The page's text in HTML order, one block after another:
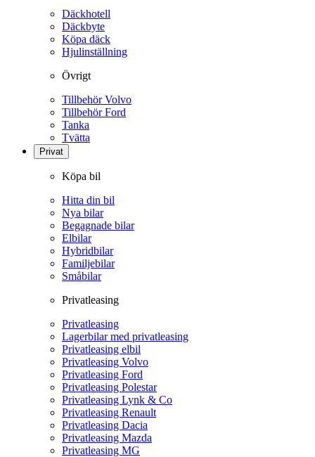
Däckhotell
Däckbyte
Köpa däck
Hjulinställning
Övrigt
Tillbehör Volvo
Tillbehör Ford
Tanka
Tvätta
Privat
Köpa bil
Hitta din bil
Nya bilar
Begagnade bilar
Elbilar
Hybridbilar
Familjebilar
Småbilar
Privatleasing
Privatleasing
Lagerbilar med privatleasing
Privatleasing elbil
Privatleasing Volvo
Privatleasing Ford
Privatleasing Polestar
Privatleasing Lynk & Co
Privatleasing Renault
Privatleasing Dacia
Privatleasing Mazda
Privatleasing MG